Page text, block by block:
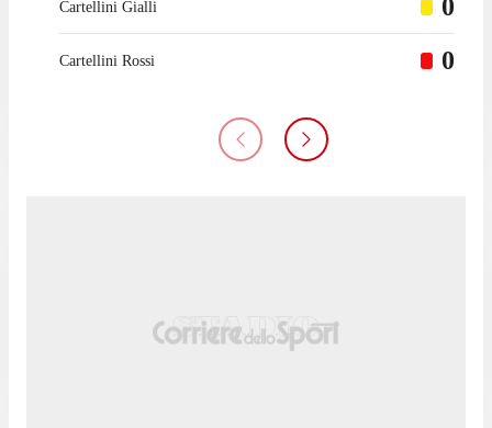
Cartellini Gialli 0
Cartellini Rossi 0